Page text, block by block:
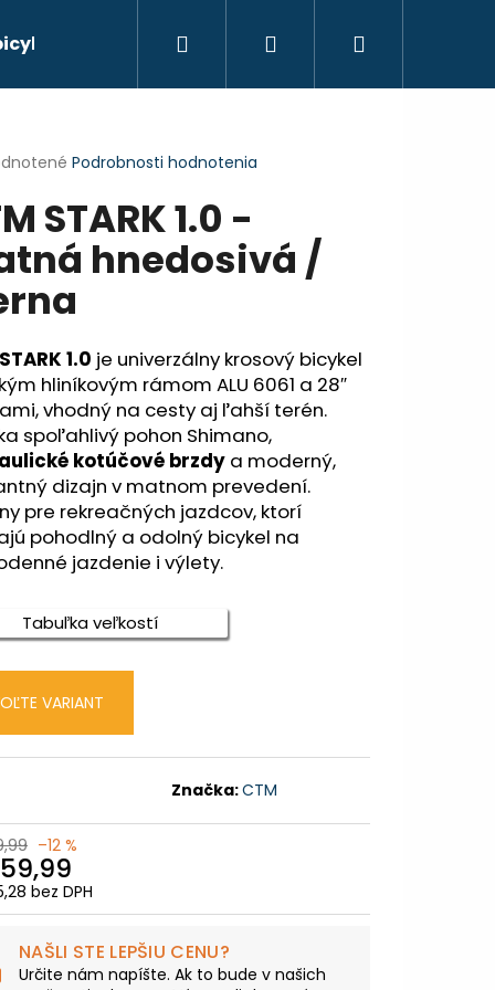
Hľadať Prihlásenie
Podrobnosti hodnotenia
STARK 1.0 -
hnedosivá /
1.0 je univerzálny krosový bicykel
hliníkovým rámom ALU 6061 a 28″
vhodný na cesty aj ľahší terén.
spoľahlivý pohon Shimano,
kotúčové brzdy a moderný,
dizajn v matnom prevedení.
pre rekreačných jazdcov, ktorí
pohodlný a odolný bicykel na
jazdenie i výlety.
Tabuľka veľkostí
VARIANT
Značka:CTM
–12 %
bez DPH
NAŠLI STE LEPŠIU CENU?
Určite nám napíšte. Ak to bude v našich
BÉŽOVÁ / LESKLÁ